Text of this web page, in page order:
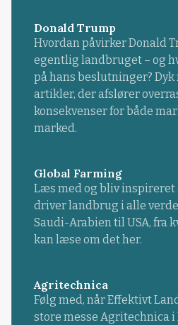
Donald Trump
Hvordan påvirker Donald
egentlig landbruget – og
på hans beslutninger? Dyk
artikler, der afslører
konsekvenser for både
marked.
Global Farming
Læs med og bliv inspireret
driver landbrug i alle
Saudi-Arabien til USA, fra
kan læse om det her.
Agritechnica
Følg med, når Effektivt
store messe Agritechnica